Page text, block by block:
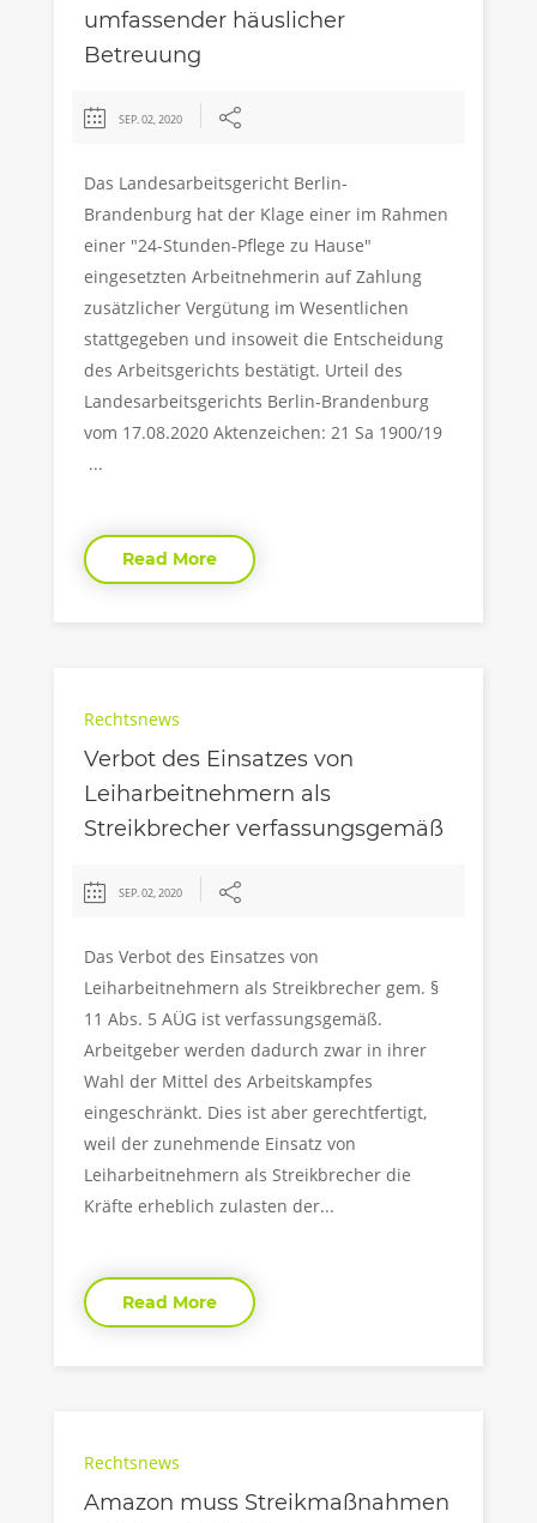
umfassender häuslicher
Betreuung
SEP. 02, 2020
Das Landesarbeitsgericht Berlin-
Brandenburg hat der Klage einer im Rahmen
einer "24-Stunden-Pflege zu Hause"
eingesetzten Arbeitnehmerin auf Zahlung
zusätzlicher Vergütung im Wesentlichen
stattgegeben und insoweit die Entscheidung
des Arbeitsgerichts bestätigt. Urteil des
Landesarbeitsgerichts Berlin-Brandenburg
vom 17.08.2020 Aktenzeichen: 21 Sa 1900/19
...
Read More
Rechtsnews
Verbot des Einsatzes von
Leiharbeitnehmern als
Streikbrecher verfassungsgemäß
SEP. 02, 2020
Das Verbot des Einsatzes von
Leiharbeitnehmern als Streikbrecher gem. §
11 Abs. 5 AÜG ist verfassungsgemäß.
Arbeitgeber werden dadurch zwar in ihrer
Wahl der Mittel des Arbeitskampfes
eingeschränkt. Dies ist aber gerechtfertigt,
weil der zunehmende Einsatz von
Leiharbeitnehmern als Streikbrecher die
Kräfte erheblich zulasten der...
Read More
Rechtsnews
Amazon muss Streikmaßnahmen